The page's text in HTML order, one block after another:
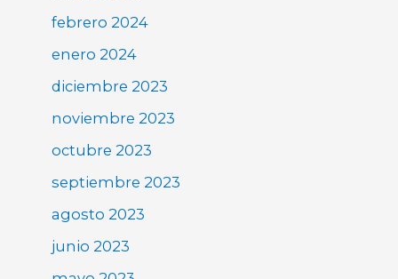
febrero 2024
enero 2024
diciembre 2023
noviembre 2023
octubre 2023
septiembre 2023
agosto 2023
junio 2023